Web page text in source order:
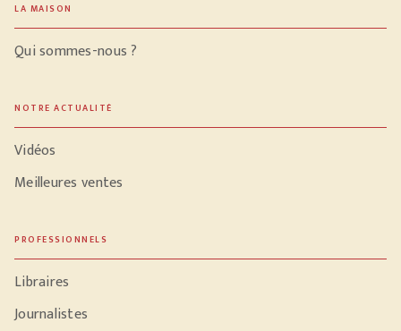
LA MAISON
Qui sommes-nous ?
NOTRE ACTUALITÉ
Vidéos
Meilleures ventes
PROFESSIONNELS
Libraires
Journalistes